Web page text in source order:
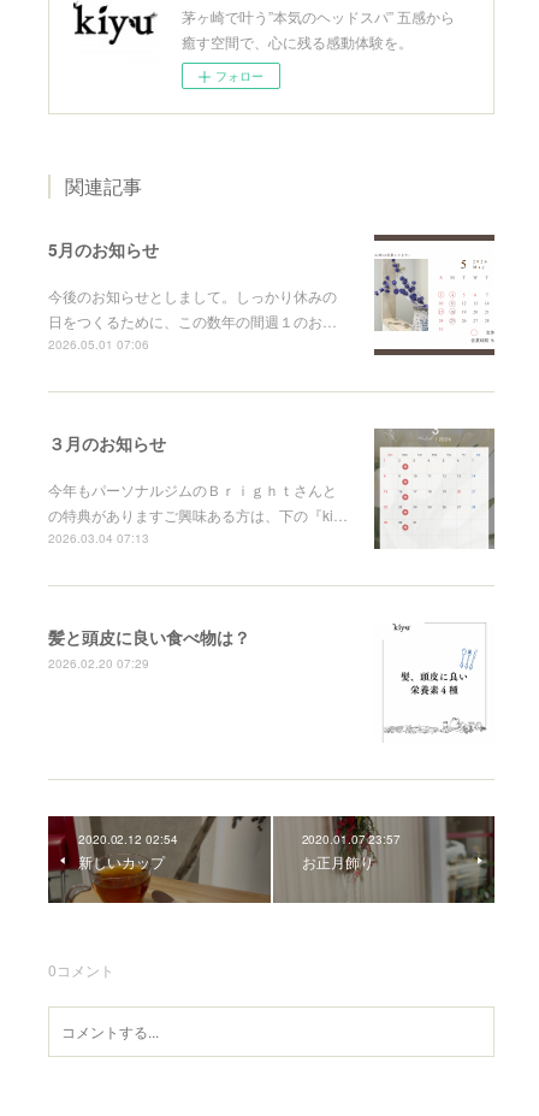
茅ヶ崎で叶う”本気のヘッドスパ” 五感から
癒す空間で、心に残る感動体験を。
フォロー
関連記事
5月のお知らせ
今後のお知らせとしまして。しっかり休みの
日をつくるために、この数年の間週１のお…
2026.05.01 07:06
３月のお知らせ
今年もパーソナルジムのＢｒｉｇｈｔさんと
の特典がありますご興味ある方は、下の『ki…
2026.03.04 07:13
髪と頭皮に良い食べ物は？
2026.02.20 07:29
2020.02.12 02:54
新しいカップ
2020.01.07 23:57
お正月飾り
0コメント